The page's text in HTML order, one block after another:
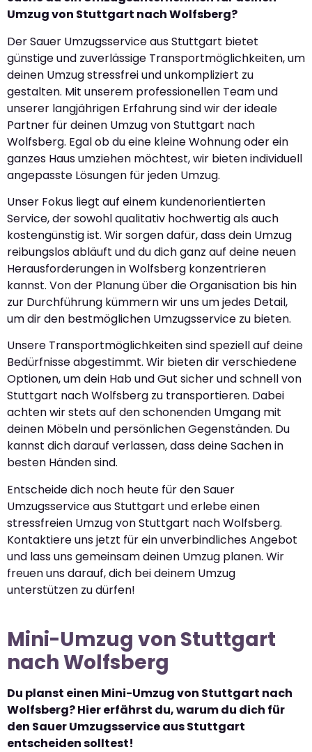
Umzug von Stuttgart nach Wolfsberg?
Der Sauer Umzugsservice aus Stuttgart bietet
günstige und zuverlässige Transportmöglichkeiten, um
deinen Umzug stressfrei und unkompliziert zu
gestalten. Mit unserem professionellen Team und
unserer langjährigen Erfahrung sind wir der ideale
Partner für deinen Umzug von Stuttgart nach
Wolfsberg. Egal ob du eine kleine Wohnung oder ein
ganzes Haus umziehen möchtest, wir bieten individuell
angepasste Lösungen für jeden Umzug.
Unser Fokus liegt auf einem kundenorientierten
Service, der sowohl qualitativ hochwertig als auch
kostengünstig ist. Wir sorgen dafür, dass dein Umzug
reibungslos abläuft und du dich ganz auf deine neuen
Herausforderungen in Wolfsberg konzentrieren
kannst. Von der Planung über die Organisation bis hin
zur Durchführung kümmern wir uns um jedes Detail,
um dir den bestmöglichen Umzugsservice zu bieten.
Unsere Transportmöglichkeiten sind speziell auf deine
Bedürfnisse abgestimmt. Wir bieten dir verschiedene
Optionen, um dein Hab und Gut sicher und schnell von
Stuttgart nach Wolfsberg zu transportieren. Dabei
achten wir stets auf den schonenden Umgang mit
deinen Möbeln und persönlichen Gegenständen. Du
kannst dich darauf verlassen, dass deine Sachen in
besten Händen sind.
Entscheide dich noch heute für den Sauer
Umzugsservice aus Stuttgart und erlebe einen
stressfreien Umzug von Stuttgart nach Wolfsberg.
Kontaktiere uns jetzt für ein unverbindliches Angebot
und lass uns gemeinsam deinen Umzug planen. Wir
freuen uns darauf, dich bei deinem Umzug
unterstützen zu dürfen!
Mini-Umzug von Stuttgart
nach Wolfsberg
Du planst einen Mini-Umzug von Stuttgart nach
Wolfsberg? Hier erfährst du, warum du dich für
den Sauer Umzugsservice aus Stuttgart
entscheiden solltest!